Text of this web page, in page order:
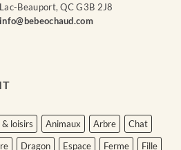
Lac-Beauport, QC G3B 2J8
info@bebeochaud.com
loisirs Animaux Arbre
Chat
Dragon Espace Ferme
Fille